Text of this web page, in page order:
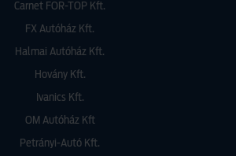
Carnet FOR-TOP Kft.
FX Autóház Kft.
Halmai Autóház Kft.
Hovány Kft.
Ivanics Kft.
OM Autóház Kft
Petrányi-Autó Kft.